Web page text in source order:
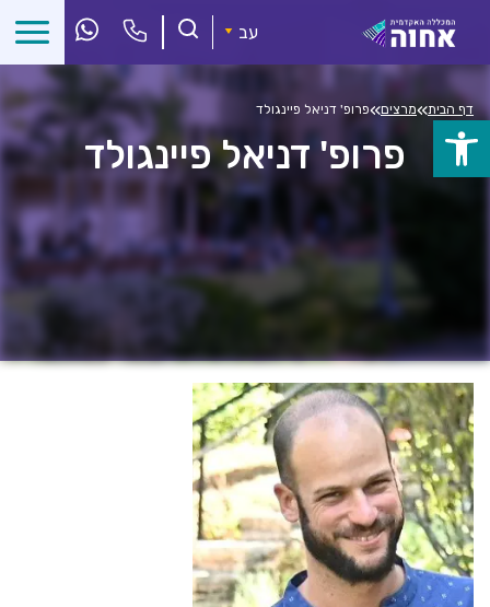
פתח
סרגל
התוכן
עב
דף הבית»מרצים»פרופ' דניאל פיינגולד
פרופ' דניאל פיינגולד